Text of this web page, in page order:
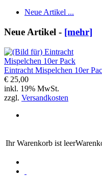
Neue Artikel ...
Neue Artikel - [mehr]
Eintracht Mispelchen 10er
€ 25,00
inkl. 19% MwSt.
zzgl. Versandkosten
Ihr Warenkorb ist leer